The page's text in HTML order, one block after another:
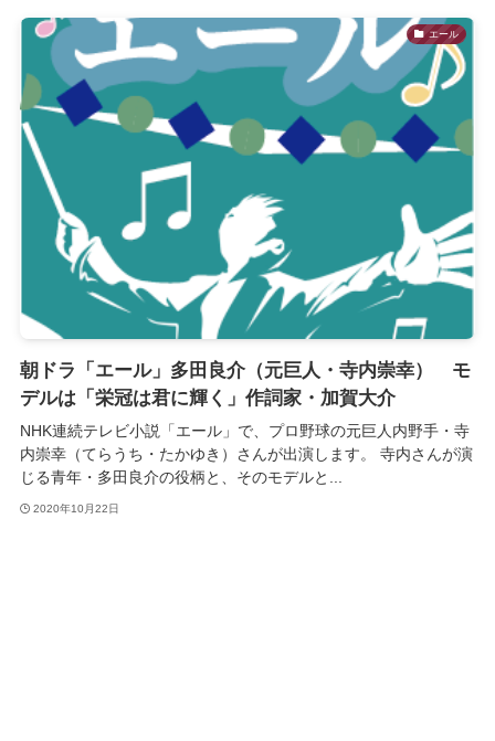
エール
朝ドラ「エール」多田良介（元巨人・寺内崇幸） モ
デルは「栄冠は君に輝く」作詞家・加賀大介
NHK連続テレビ小説「エール」で、プロ野球の元巨人内野手・寺
内崇幸（てらうち・たかゆき）さんが出演します。 寺内さんが演
じる青年・多田良介の役柄と、そのモデルと...
2020年10月22日